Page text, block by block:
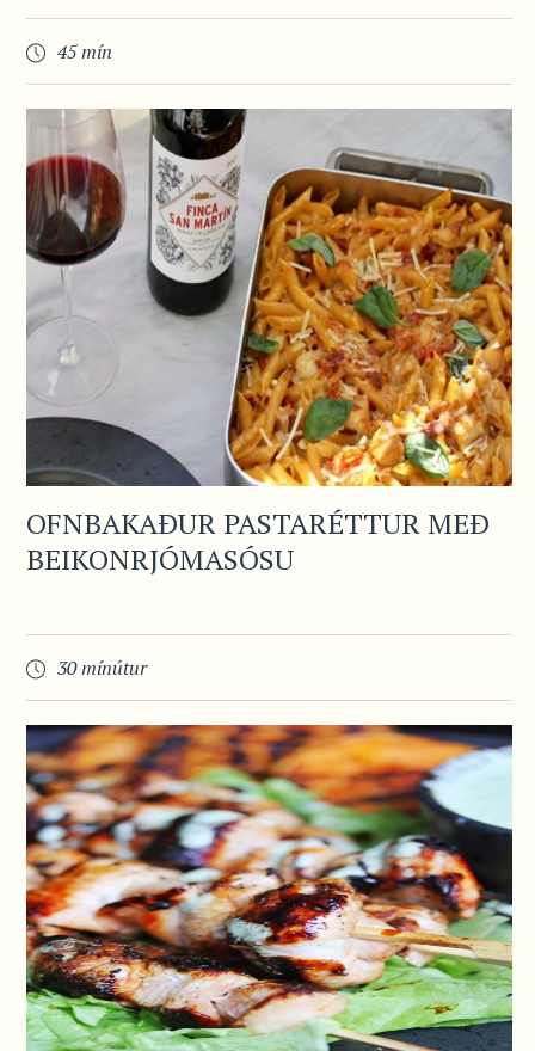
45 mín
OFNBAKAÐUR PASTARÉTTUR MEÐ
BEIKONRJÓMASÓSU
30 mínútur